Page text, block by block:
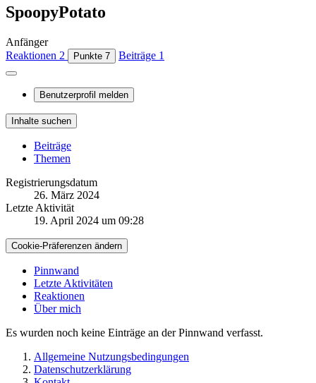
SpoopyPotato
Anfänger
Reaktionen 2 Punkte 7 Beiträge 1
Benutzerprofil melden
Inhalte suchen
Beiträge
Themen
Registrierungsdatum
26. März 2024
Letzte Aktivität
19. April 2024 um 09:28
Cookie-Präferenzen ändern
Pinnwand
Letzte Aktivitäten
Reaktionen
Über mich
Es wurden noch keine Einträge an der Pinnwand verfasst.
Allgemeine Nutzungsbedingungen
Datenschutzerklärung